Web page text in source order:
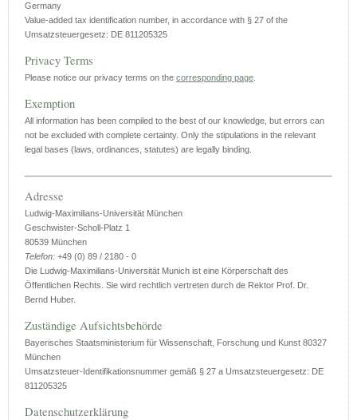
Germany
Value-added tax identification number, in accordance with § 27 of the
Umsatzsteuergesetz: DE 811205325
Privacy Terms
Please notice our privacy terms on the corresponding page
Exemption
All information has been compiled to the best of our knowledge, but errors can
not be excluded with complete certainty. Only the stipulations in the relevant
legal bases (laws, ordinances, statutes) are legally binding.
Adresse
Ludwig-Maximilians-Universität München
Geschwister-Scholl-Platz 1
80539 München
Telefon: +49 (0) 89 / 2180 - 0
Die Ludwig-Maximilians-Universität Munich ist eine Körperschaft des
Öffentlichen Rechts. Sie wird rechtlich vertreten durch de Rektor Prof. Dr.
Bernd Huber.
Zuständige Aufsichtsbehörde
Bayerisches Staatsministerium für Wissenschaft, Forschung und Kunst 80327
München
Umsatzsteuer-Identifikationsnummer gemäß § 27 a Umsatzsteuergesetz: DE
811205325
Datenschutzerklärung